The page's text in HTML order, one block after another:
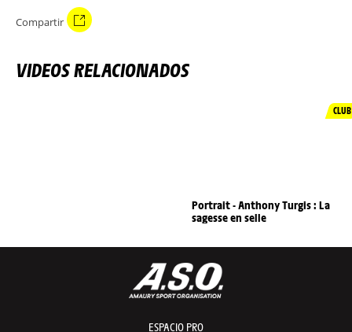
Compartir
VIDEOS RELACIONADOS
CLUB
Portrait - Anthony Turgis : La
sagesse en selle
ESPACIO PRO